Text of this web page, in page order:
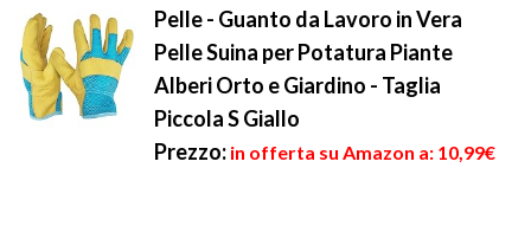
Pelle - Guanto da Lavoro in Vera
Pelle Suina per Potatura Piante
Alberi Orto e Giardino - Taglia
Piccola S Giallo
Prezzo: in offerta su Amazon a: 10,99€